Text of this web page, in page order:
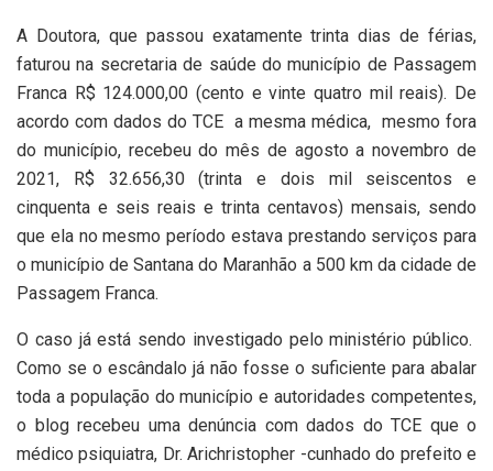
A Doutora, que passou exatamente trinta dias de férias,
faturou na secretaria de saúde do município de Passagem
Franca R$ 124.000,00 (cento e vinte quatro mil reais). De
acordo com dados do TCE a mesma médica, mesmo fora
do município, recebeu do mês de agosto a novembro de
2021, R$ 32.656,30 (trinta e dois mil seiscentos e
cinquenta e seis reais e trinta centavos) mensais, sendo
que ela no mesmo período estava prestando serviços para
o município de Santana do Maranhão a 500 km da cidade de
Passagem Franca.
O caso já está sendo investigado pelo ministério público.
Como se o escândalo já não fosse o suficiente para abalar
toda a população do município e autoridades competentes,
o blog recebeu uma denúncia com dados do TCE que o
médico psiquiatra, Dr. Arichristopher -cunhado do prefeito e